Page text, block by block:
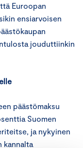
Euroopan
ensiarvoisen
jouduttiinkin
päästömaksu
Suomen
ja nykyinen
kannalta